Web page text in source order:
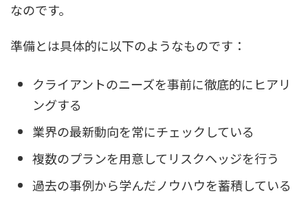
なのです。
準備とは具体的に以下のようなものです：
クライアントのニーズを事前に徹底的にヒアリ
ングする
業界の最新動向を常にチェックしている
複数のプランを用意してリスクヘッジを行う
過去の事例から学んだノウハウを蓄積している